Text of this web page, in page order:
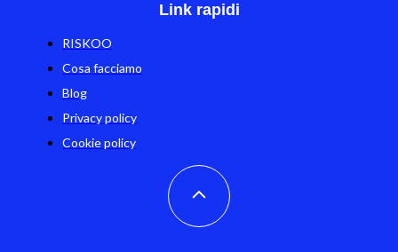
Link rapidi
RISKOO
Cosa facciamo
Blog
Privacy policy
Cookie policy